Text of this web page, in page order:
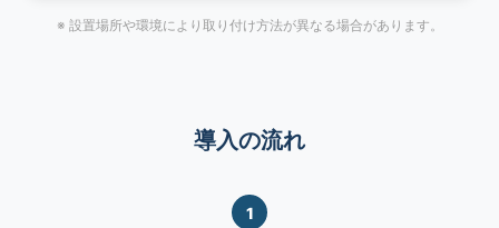
※ 設置場所や環境により取り付け方法が異なる場合があります。
導入の流れ
1